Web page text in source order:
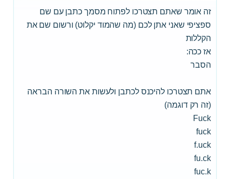
זה אומר שאתם תצטרכו לפתוח מסמך כתבן עם שם
ספציפי שאני אתן לכם (מה שהמוד יקלוט) ורשום שם את
הקללות
אז ככה:
הסבר
אתם תצטרכו להיכנס לכתבן ולעשות את השורה הבראה
(זה רק דוגמה)
Fuck
fuck
f.uck
fu.ck
fuc.k